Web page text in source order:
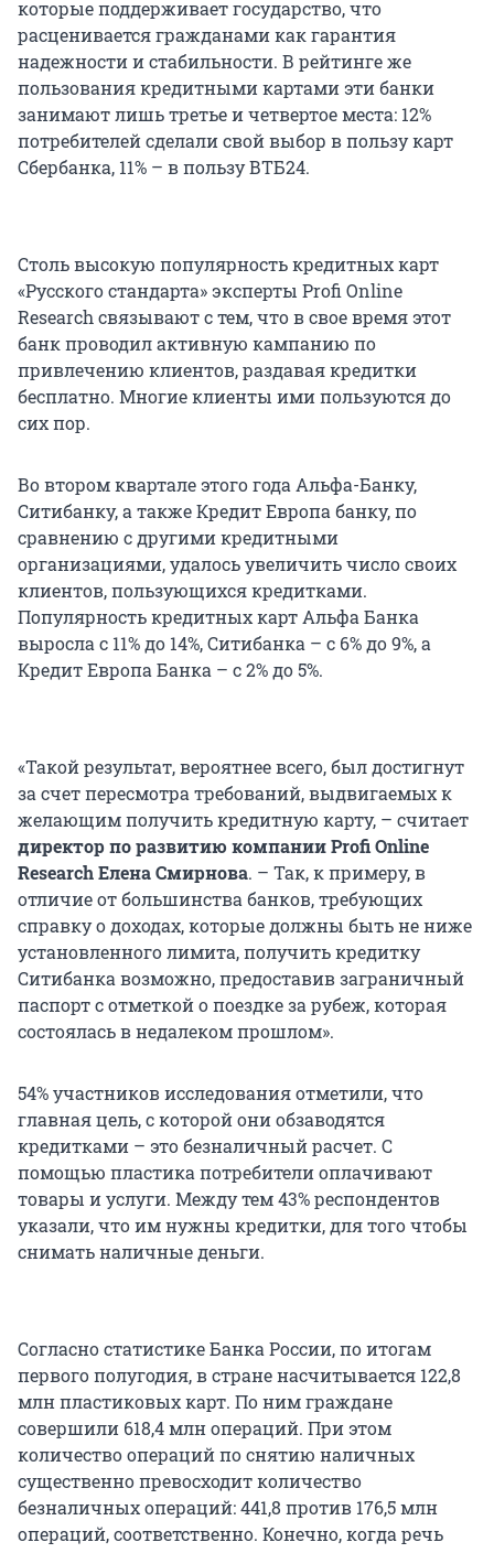
которые поддерживает государство, что
расценивается гражданами как гарантия
надежности и стабильности. В рейтинге же
пользования кредитными картами эти банки
занимают лишь третье и четвертое места: 12%
потребителей сделали свой выбор в пользу карт
Сбербанка, 11% – в пользу ВТБ24.
Столь высокую популярность кредитных карт
«Русского стандарта» эксперты Profi Online
Research связывают с тем, что в свое время этот
банк проводил активную кампанию по
привлечению клиентов, раздавая кредитки
бесплатно. Многие клиенты ими пользуются до
сих пор.
Во втором квартале этого года Альфа-Банку,
Ситибанку, а также Кредит Европа банку, по
сравнению с другими кредитными
организациями, удалось увеличить число своих
клиентов, пользующихся кредитками.
Популярность кредитных карт Альфа Банка
выросла с 11% до 14%, Ситибанка – с 6% до 9%, а
Кредит Европа Банка – с 2% до 5%.
«Такой результат, вероятнее всего, был достигнут
за счет пересмотра требований, выдвигаемых к
желающим получить кредитную карту, – считает
директор по развитию компании Profi Online
Research Елена Смирнова. – Так, к примеру, в
отличие от большинства банков, требующих
справку о доходах, которые должны быть не ниже
установленного лимита, получить кредитку
Ситибанка возможно, предоставив заграничный
паспорт с отметкой о поездке за рубеж, которая
состоялась в недалеком прошлом».
54% участников исследования отметили, что
главная цель, с которой они обзаводятся
кредитками – это безналичный расчет. С
помощью пластика потребители оплачивают
товары и услуги. Между тем 43% респондентов
указали, что им нужны кредитки, для того чтобы
снимать наличные деньги.
Согласно статистике Банка России, по итогам
первого полугодия, в стране насчитывается 122,8
млн пластиковых карт. По ним граждане
совершили 618,4 млн операций. При этом
количество операций по снятию наличных
существенно превосходит количество
безналичных операций: 441,8 против 176,5 млн
операций, соответственно. Конечно, когда речь